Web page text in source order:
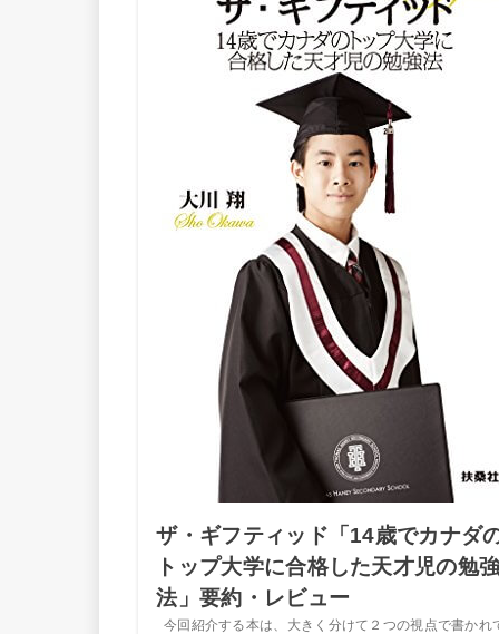
ザ・ギフティッド「14歳でカナダ
トップ大学に合格した天才児の勉
法」要約・レビュー
今回紹介する本は、大きく分けて２つの視点で書かれ